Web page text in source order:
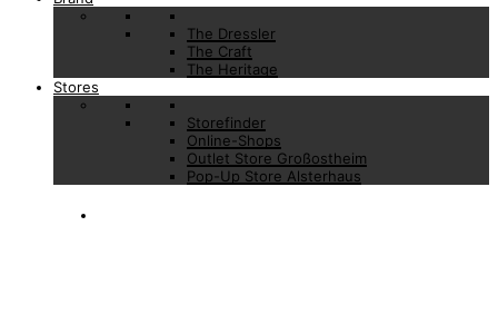
The Dressler
The Craft
The Heritage
Stores
Storefinder
Online-Shops
Outlet Store Großostheim
Pop-Up Store Alsterhaus